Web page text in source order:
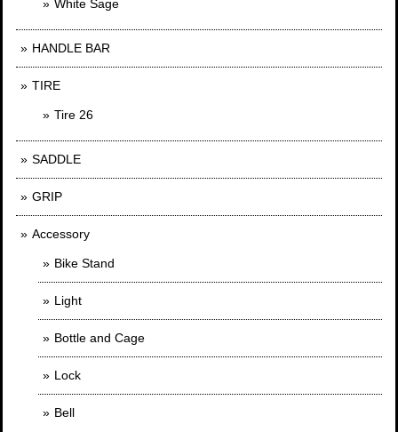
White Sage
HANDLE BAR
TIRE
Tire 26
SADDLE
GRIP
Accessory
Bike Stand
Light
Bottle and Cage
Lock
Bell